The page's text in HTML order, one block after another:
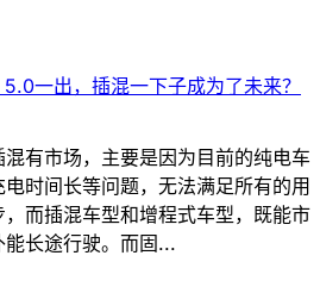
一出，插混一下子成为了未来？
有市场，主要是因为目前的纯电车
电时间长等问题，无法满足所有的用
而插混车型和增程式车型，既能市
长途行驶。而固...